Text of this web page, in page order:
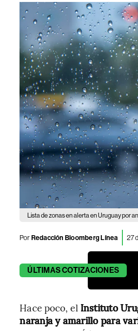
Lista de zonas en alerta en Uruguay por
PorRedacción Bloomberg Línea 27
ÚLTIMASCOTIZACIONES
Hace poco, el Instituto
naranja y amarillo para